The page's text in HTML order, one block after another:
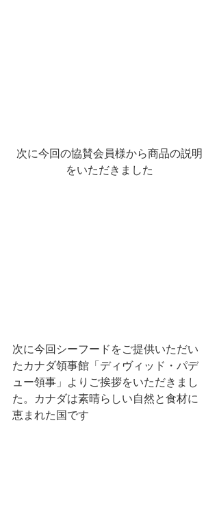
次に今回の協賛会員様から商品の説明
をいただきました
次に今回シーフードをご提供いただい
たカナダ領事館「ディヴィッド・パデ
ュー領事」よりご挨拶をいただきまし
た。カナダは素晴らしい自然と食材に
恵まれた国です